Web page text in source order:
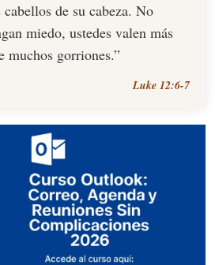
cabellos de su cabeza. No
miedo, ustedes valen más
muchos gorriones.”
Luke 12:6-7